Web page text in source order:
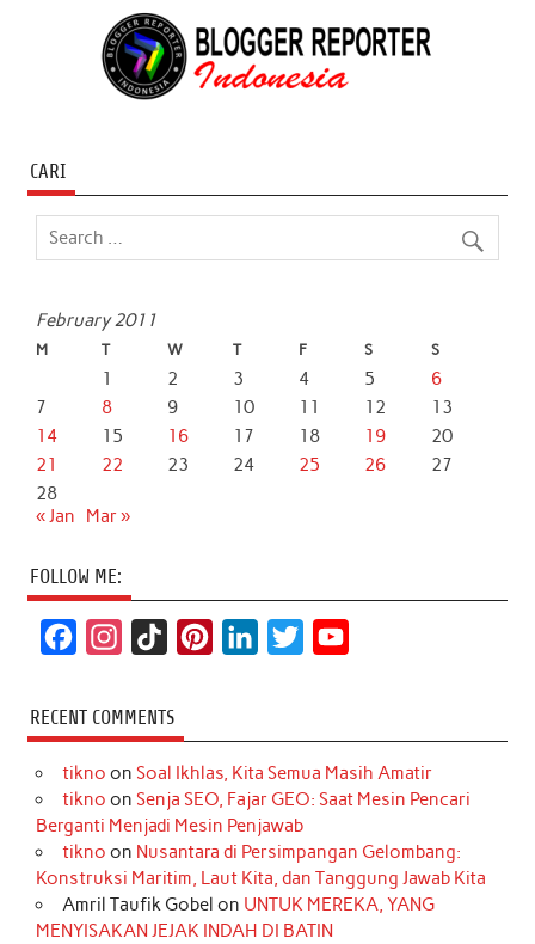
CARI
February 2011
M T W T F S S
1 2 3 4 5
6
7
8 9 10 11 12
13
14
15 16 17 18 19
20
21
22 23 24 25 26
27
28
« Jan
Mar »
FOLLOW ME:
c
e
b
o
k
s
t
a
r
a
m
k
T
o
k
t
e
e
s
t
k
e
d
I
n
t
t
r
T
u
e
RECENT COMMENTS
tikno on Soal Ikhlas, Kita Semua Masih Amatir
tikno on Senja SEO, Fajar GEO: Saat Mesin Pencari
Berganti Menjadi Mesin Penjawab
tikno on Nusantara di Persimpangan Gelombang:
Konstruksi Maritim, Laut Kita, dan Tanggung Jawab Kita
Amril Taufik Gobel on UNTUK MEREKA, YANG
MENYISAKAN JEJAK INDAH DI BATIN